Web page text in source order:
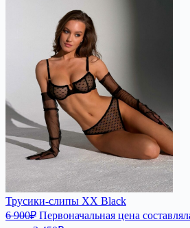
Трусики-слипы XX Black
6 900₽ Первоначальная цена